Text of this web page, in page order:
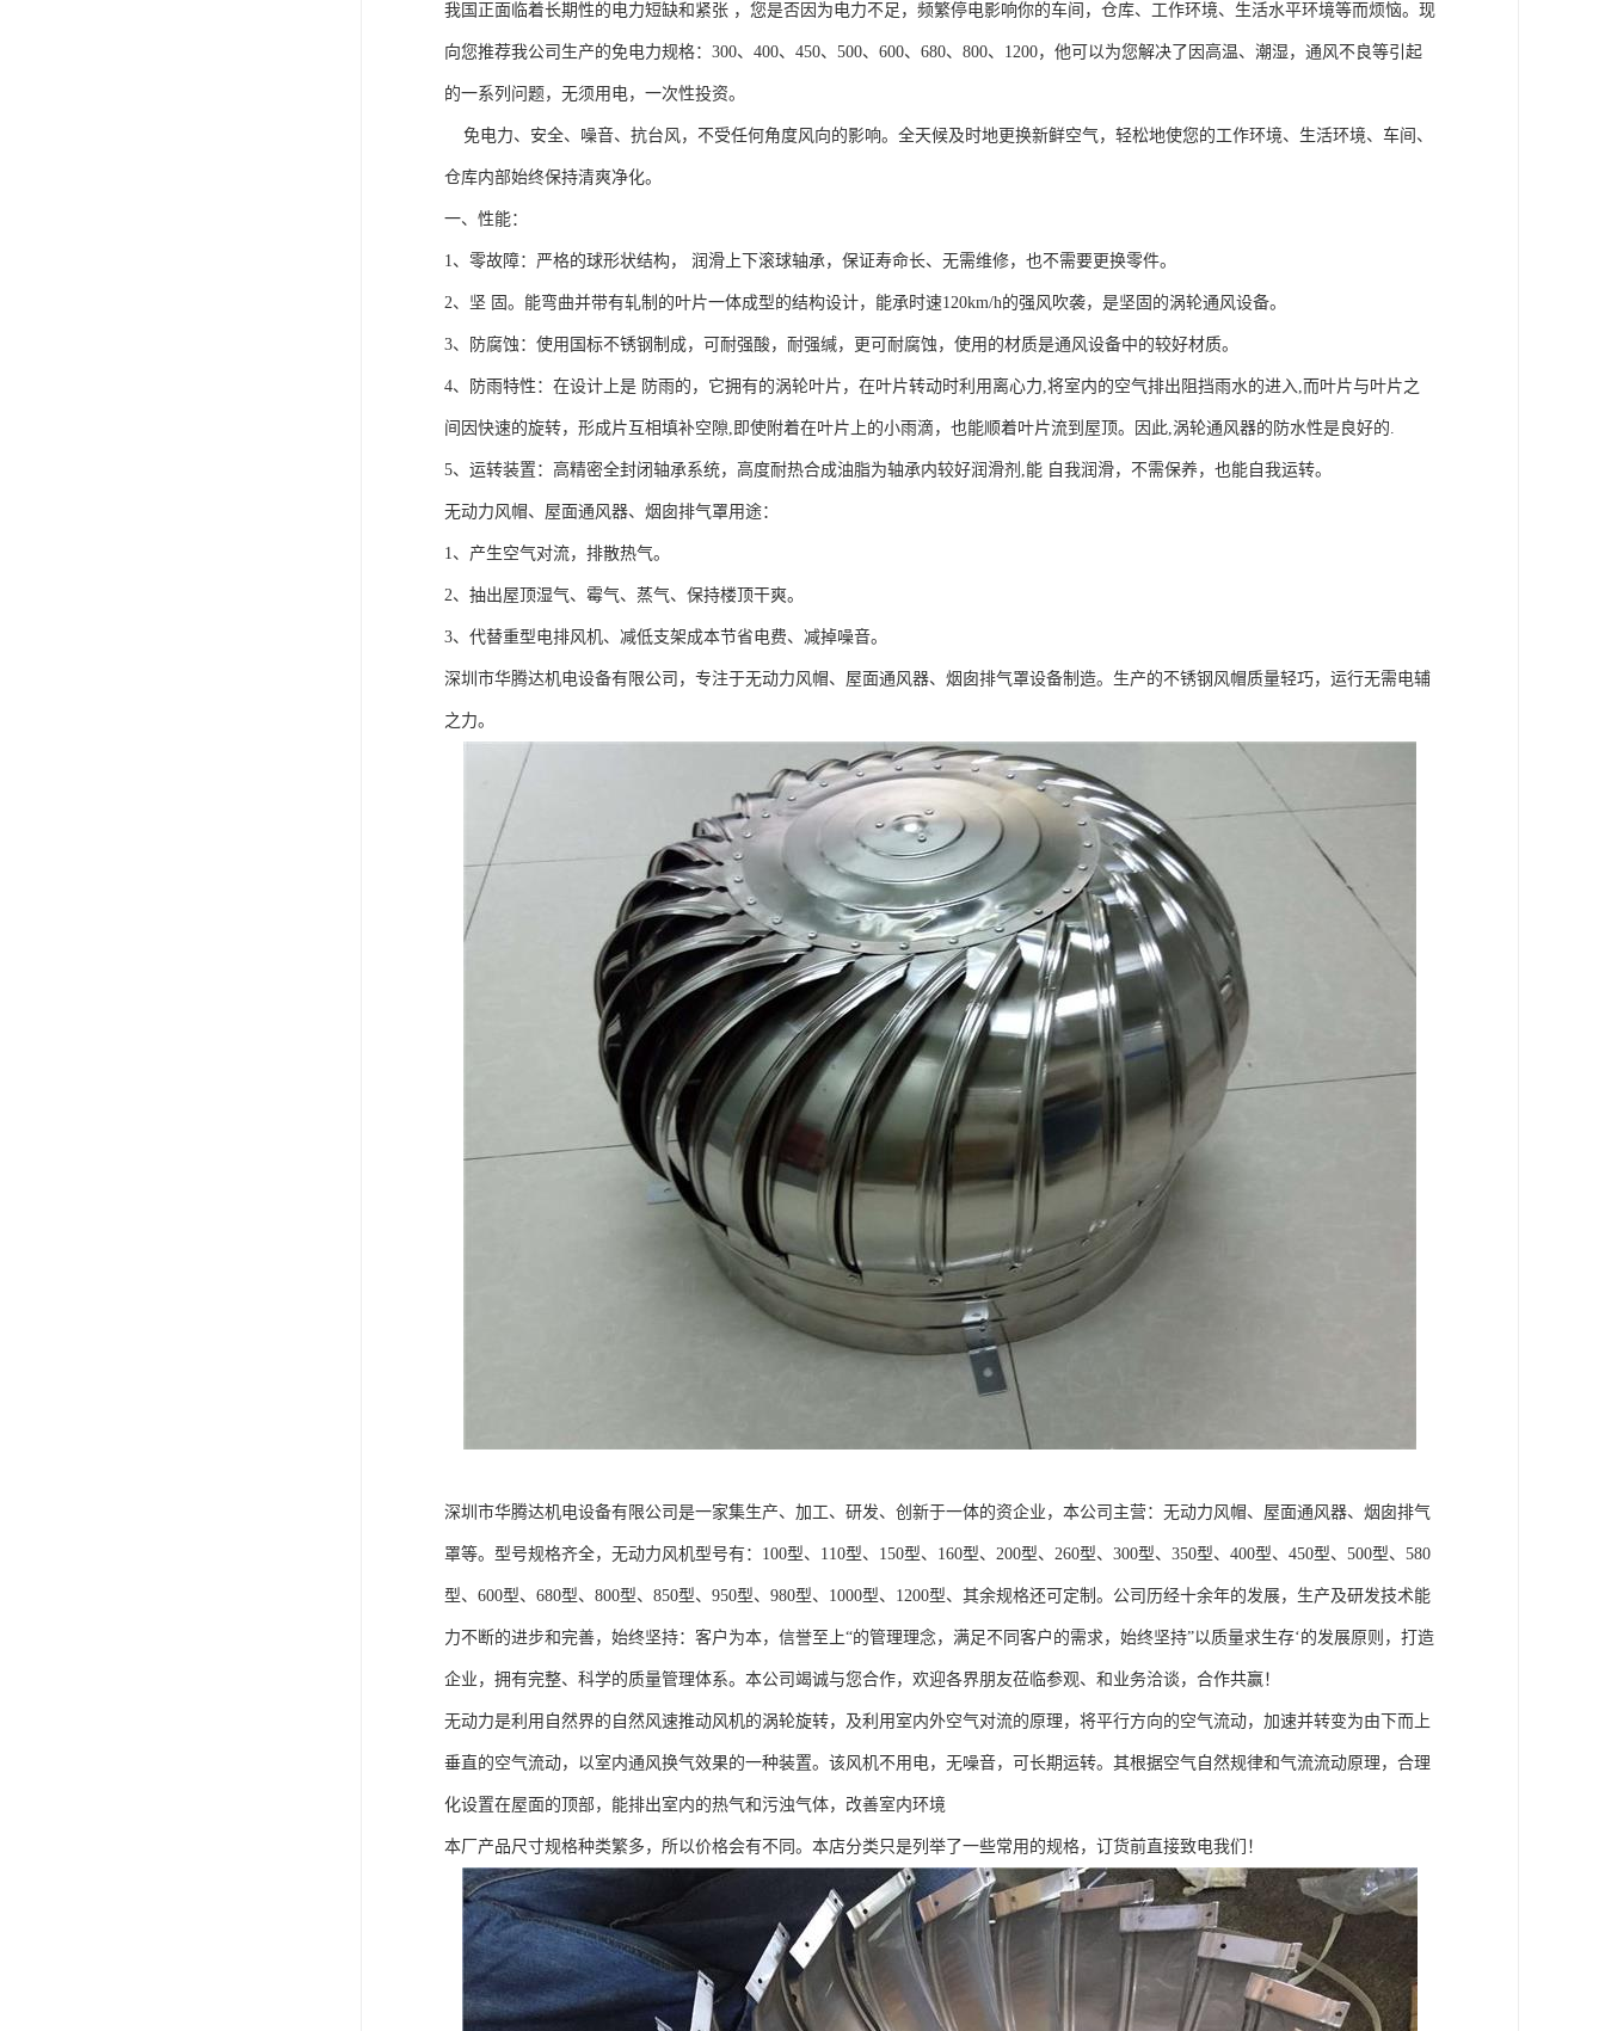
我国正面临着长期性的电力短缺和紧张 ，您是否因为电力不足，频繁停电影响你的车间，仓库、工作环境、生活水平环境等而烦恼。现
向您推荐我公司生产的免电力规格：300、400、450、500、600、680、800、1200，他可以为您解决了因高温、潮湿，通风不良等引起
的一系列问题，无须用电，一次性投资。
免电力、安全、噪音、抗台风，不受任何角度风向的影响。全天候及时地更换新鲜空气，轻松地使您的工作环境、生活环境、车间、
仓库内部始终保持清爽净化。
一、性能：
1、零故障：严格的球形状结构， 润滑上下滚球轴承，保证寿命长、无需维修，也不需要更换零件。
2、坚 固。能弯曲并带有轧制的叶片一体成型的结构设计，能承时速120km/h的强风吹袭，是坚固的涡轮通风设备。
3、防腐蚀：使用国标不锈钢制成，可耐强酸，耐强缄，更可耐腐蚀，使用的材质是通风设备中的较好材质。
4、防雨特性：在设计上是 防雨的，它拥有的涡轮叶片，在叶片转动时利用离心力,将室内的空气排出阻挡雨水的进入,而叶片与叶片之
间因快速的旋转，形成片互相填补空隙,即使附着在叶片上的小雨滴，也能顺着叶片流到屋顶。因此,涡轮通风器的防水性是良好的.
5、运转装置：高精密全封闭轴承系统，高度耐热合成油脂为轴承内较好润滑剂,能 自我润滑，不需保养，也能自我运转。
无动力风帽、屋面通风器、烟囱排气罩用途：
1、产生空气对流，排散热气。
2、抽出屋顶湿气、霉气、蒸气、保持楼顶干爽。
3、代替重型电排风机、减低支架成本节省电费、减掉噪音。
深圳市华腾达机电设备有限公司，专注于无动力风帽、屋面通风器、烟囱排气罩设备制造。生产的不锈钢风帽质量轻巧，运行无需电辅
之力。
深圳市华腾达机电设备有限公司是一家集生产、加工、研发、创新于一体的资企业，本公司主营：无动力风帽、屋面通风器、烟囱排气
罩等。型号规格齐全，无动力风机型号有：100型、110型、150型、160型、200型、260型、300型、350型、400型、450型、500型、580
型、600型、680型、800型、850型、950型、980型、1000型、1200型、其余规格还可定制。公司历经十余年的发展，生产及研发技术能
力不断的进步和完善，始终坚持：客户为本，信誉至上“的管理理念，满足不同客户的需求，始终坚持”以质量求生存‘的发展原则，打造
企业，拥有完整、科学的质量管理体系。本公司竭诚与您合作，欢迎各界朋友莅临参观、和业务洽谈，合作共赢！
无动力是利用自然界的自然风速推动风机的涡轮旋转，及利用室内外空气对流的原理，将平行方向的空气流动，加速并转变为由下而上
垂直的空气流动，以室内通风换气效果的一种装置。该风机不用电，无噪音，可长期运转。其根据空气自然规律和气流流动原理，合理
化设置在屋面的顶部，能排出室内的热气和污浊气体，改善室内环境
本厂产品尺寸规格种类繁多，所以价格会有不同。本店分类只是列举了一些常用的规格，订货前直接致电我们！